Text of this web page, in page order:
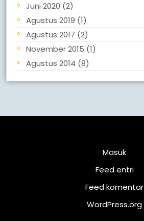
Juni 2020 (2)
Agustus 2019 (1)
Agustus 2017 (2)
November 2015 (1)
Agustus 2014 (8)
Masuk
Feed entri
Feed komentar
WordPress.org